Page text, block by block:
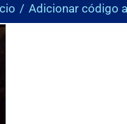
Adicionar código